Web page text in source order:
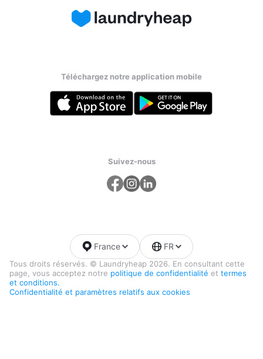
Téléchargez notre application mobile
Suivez-nous
Tous droits réservés. © Laundryheap 2026. En consultant cette
page, vous acceptez notre politique de confidentialité et termes
et conditions.
Confidentialité et paramètres relatifs aux cookies
France FR